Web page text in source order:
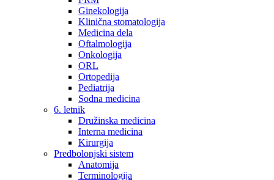
Ginekologija
Klinična stomatologija
Medicina dela
Oftalmologija
Onkologija
ORL
Ortopedija
Pediatrija
Sodna medicina
6. letnik
Družinska medicina
Interna medicina
Kirurgija
Predbolonjski sistem
Anatomija
Terminologija